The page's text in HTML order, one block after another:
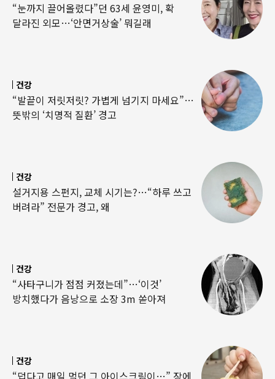
“눈까지 끌어올렸다”던 63세 윤영미, 확
달라진 외모…‘안면거상술’ 뭐길래
건강
“발끝이 저릿저릿? 가볍게 넘기지 마세요”…
뜻밖의 ‘치명적 질환’ 경고
건강
설거지용 스펀지, 교체 시기는?…“하루 쓰고
버려라” 전문가 경고, 왜
건강
“사타구니가 점점 커졌는데”…‘이것’
방치했다가 음낭으로 소장 3m 쏟아져
건강